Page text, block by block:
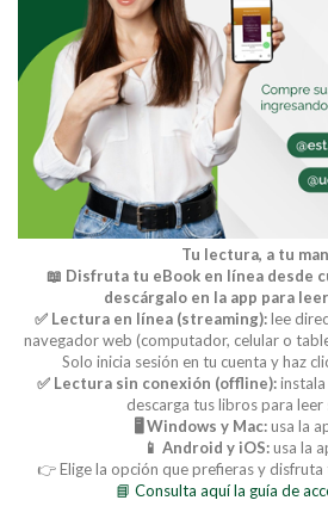
Tu lectura, a tu
📖 Disfruta tu eBook en línea desde
descárgalo en la app para
✅ Lectura en línea (streaming):lee
navegador web (computador, celular o
Solo inicia sesión en tu cuenta y haz
✅ Lectura sin conexión (offline):instala
descarga tus libros para
🖥️ Windows y Mac:usa la
📱 Android y iOS:usa la
👉 Elige la opción que prefieras y
📘 Consulta aquí la guía de